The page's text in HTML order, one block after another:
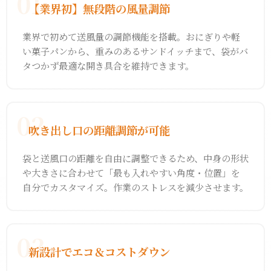
【業界初】無段階の風量調節
業界で初めて送風量の調節機能を搭載。おにぎりや軽
い菓子パンから、重みのあるサンドイッチまで、袋がバ
タつかず最適な開き具合を維持できます。
02
吹き出し口の距離調節が可能
袋と送風口の距離を自由に調整できるため、中身の形状
や大きさに合わせて「最も入れやすい角度・位置」を
自分でカスタマイズ。作業のストレスを減少させます。
03
新設計でエコ＆コストダウン